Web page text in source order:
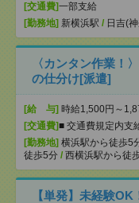
[交通費]一部支給
[勤務地] 新横浜駅 / 日吉(
〈カンタン作業！
の仕分け[派遣]
[給 与] 時給1,500円～
[交通費]■ 交通費規定内支
[勤務地] 横浜駅から徒歩5
徒歩5分 / 西横浜駅から徒
【単発】未経験